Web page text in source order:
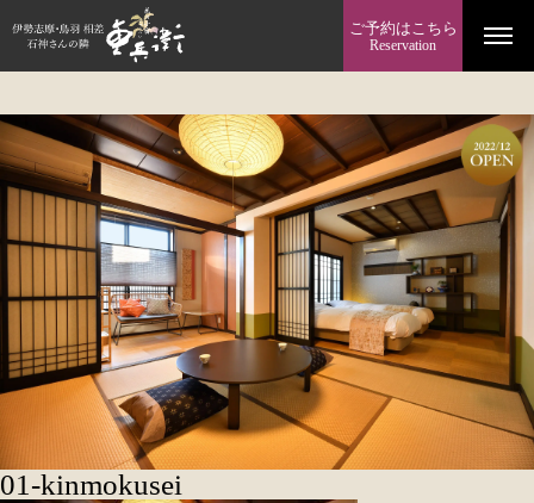
ご予約はこちら
Reservation
01-kinmokusei